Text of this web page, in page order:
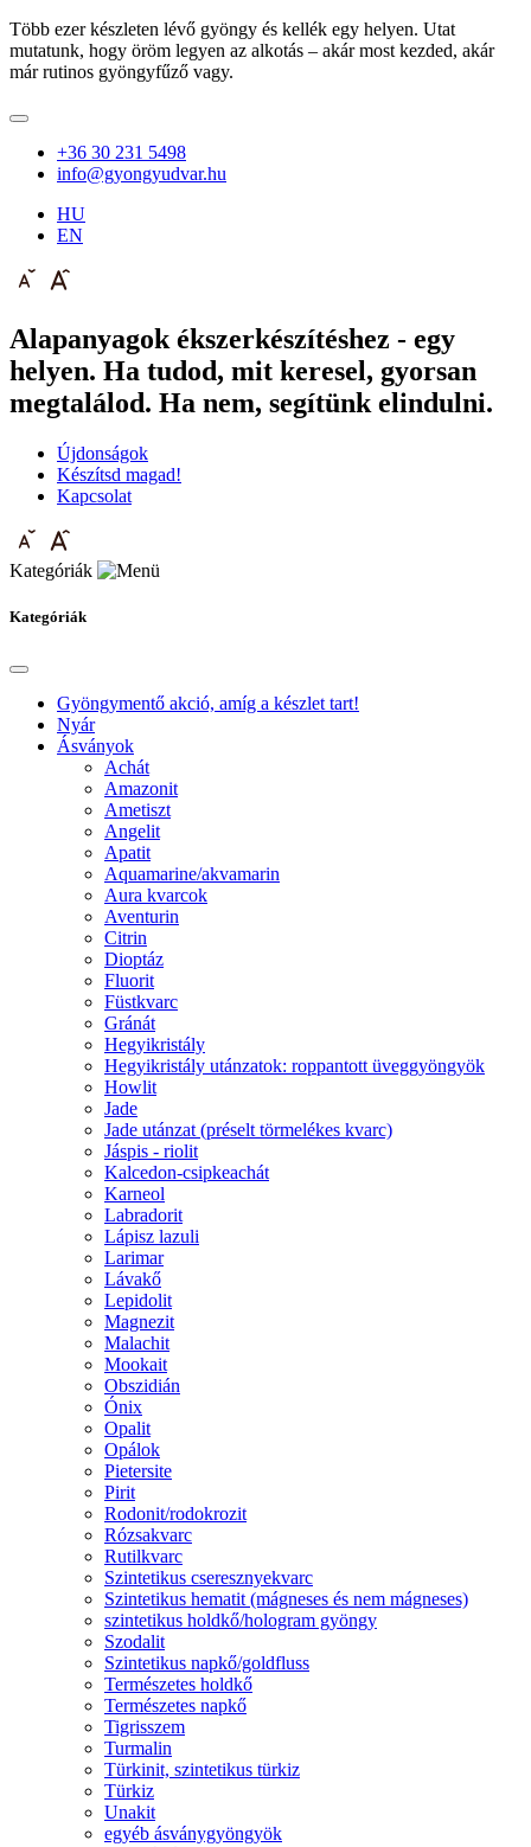
Több ezer készleten lévő gyöngy és kellék egy helyen. Utat
mutatunk, hogy öröm legyen az alkotás – akár most kezded, akár
már rutinos gyöngyfűző vagy.
+36 30 231 5498
info@gyongyudvar.hu
HU
EN
Alapanyagok ékszerkészítéshez - egy
helyen. Ha tudod, mit keresel, gyorsan
megtalálod. Ha nem, segítünk elindulni.
Újdonságok
Készítsd magad!
Kapcsolat
Kategóriák
Kategóriák
Gyöngymentő akció, amíg a készlet tart!
Nyár
Ásványok
Achát
Amazonit
Ametiszt
Angelit
Apatit
Aquamarine/akvamarin
Aura kvarcok
Aventurin
Citrin
Dioptáz
Fluorit
Füstkvarc
Gránát
Hegyikristály
Hegyikristály utánzatok: roppantott üveggyöngyök
Howlit
Jade
Jade utánzat (préselt törmelékes kvarc)
Jáspis - riolit
Kalcedon-csipkeachát
Karneol
Labradorit
Lápisz lazuli
Larimar
Lávakő
Lepidolit
Magnezit
Malachit
Mookait
Obszidián
Ónix
Opalit
Opálok
Pietersite
Pirit
Rodonit/rodokrozit
Rózsakvarc
Rutilkvarc
Szintetikus cseresznyekvarc
Szintetikus hematit (mágneses és nem mágneses)
szintetikus holdkő/hologram gyöngy
Szodalit
Szintetikus napkő/goldfluss
Természetes holdkő
Természetes napkő
Tigrisszem
Turmalin
Türkinit, szintetikus türkiz
Türkiz
Unakit
egyéb ásványgyöngyök